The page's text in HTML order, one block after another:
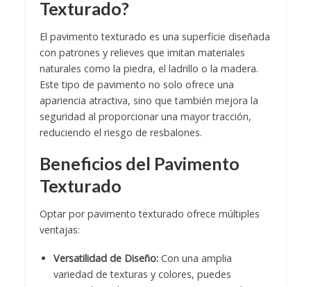
Texturado?
El pavimento texturado es una superficie diseñada
con patrones y relieves que imitan materiales
naturales como la piedra, el ladrillo o la madera.
Este tipo de pavimento no solo ofrece una
apariencia atractiva, sino que también mejora la
seguridad al proporcionar una mayor tracción,
reduciendo el riesgo de resbalones.
Beneficios del Pavimento
Texturado
Optar porpavimento texturado ofrece múltiples
ventajas:
Versatilidad de Diseño:Con una amplia
variedad de texturas y colores, puedes